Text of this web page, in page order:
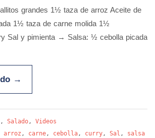
grandes 1½ taza de arroz Aceite de
1½ taza de carne molida 1½
Sal y pimienta → Salsa: ½ cebolla picada
→
, Salado, Videos
arroz , carne, cebolla, curry, Sal , salsa